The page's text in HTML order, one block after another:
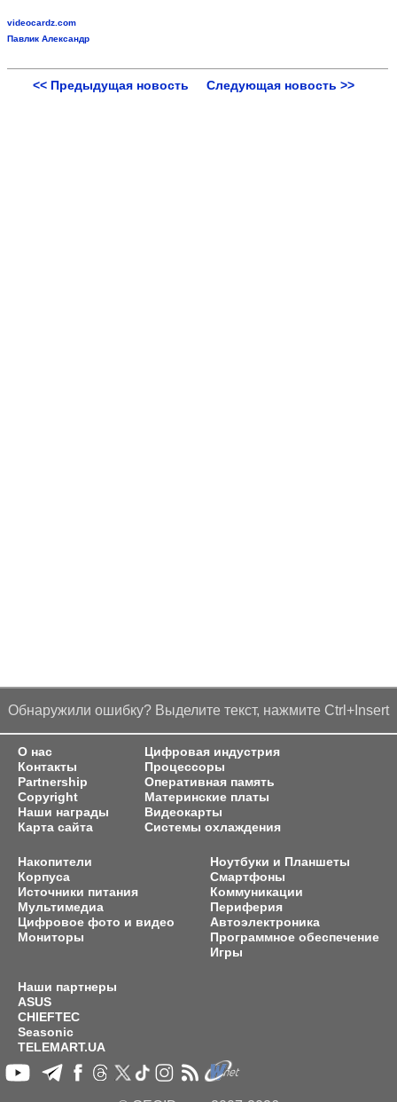
videocardz.com
Павлик Александр
<< Предыдущая новость Следующая новость >>
Обнаружили ошибку? Выделите текст, нажмите Ctrl+Insert
О нас
Контакты
Partnership
Copyright
Наши награды
Карта сайта
Цифровая индустрия
Процессоры
Оперативная память
Материнские платы
Видеокарты
Системы охлаждения
Накопители
Корпуса
Источники питания
Мультимедиа
Цифровое фото и видео
Мониторы
Ноутбуки и Планшеты
Смартфоны
Коммуникации
Периферия
Автоэлектроника
Программное обеспечение
Игры
Наши партнеры
ASUS
CHIEFTEC
Seasonic
TELEMART.UA